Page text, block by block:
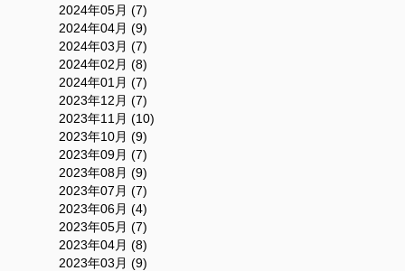
2024年05月 (7)
2024年04月 (9)
2024年03月 (7)
2024年02月 (8)
2024年01月 (7)
2023年12月 (7)
2023年11月 (10)
2023年10月 (9)
2023年09月 (7)
2023年08月 (9)
2023年07月 (7)
2023年06月 (4)
2023年05月 (7)
2023年04月 (8)
2023年03月 (9)